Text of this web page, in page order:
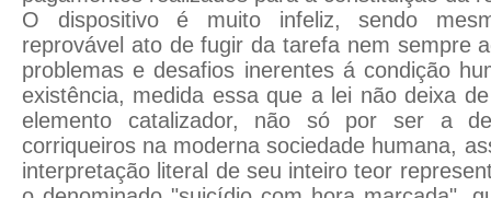
O dispositivo é muito infeliz, sendo
reprovável ato de fugir da tarefa nem sempre
problemas e desafios inerentes á condição
existência, medida essa que a lei não deixa
elemento catalizador, não só por ser a
corriqueiros na moderna sociedade humana,
interpretação literal de seu inteiro teor